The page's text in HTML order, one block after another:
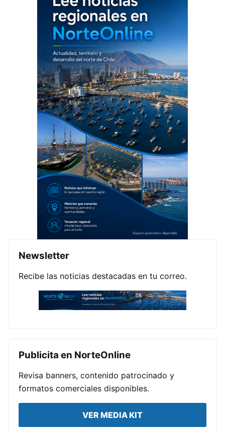
Newsletter
Recibe las noticias destacadas en tu correo.
Publicita en NorteOnline
Revisa banners, contenido patrocinado y
formatos comerciales disponibles.
VER MEDIA KIT